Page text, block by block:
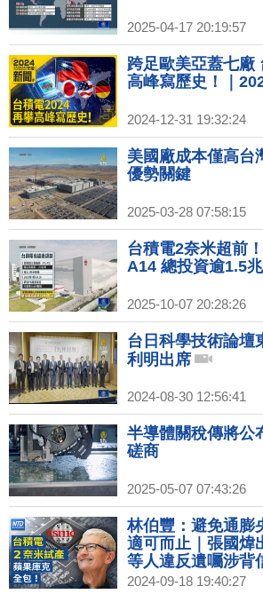
2025-04-17 20:19:57
跨足歐美亞蓋七廠
高峰寫歷史！｜
2024-12-31 19:32:24
美國廠成本僅高台
優勢關鍵
2025-03-28 07:58:15
台積電2奈米超前
A14 總投資逾1.5兆
2025-10-07 20:28:26
台日科學技術論壇
利明出席
2024-08-30 12:56:41
半導體關稅傳將公
磋商
2025-05-07 07:43:26
林伯豐：避免通膨
適可而止｜張國煒
等人違反遺囑涉背
年逾70兆 專家：債
2024-09-18 19:40:27